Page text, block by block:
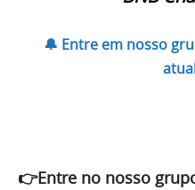
🔔 Entre em nosso
👉Entre no nosso